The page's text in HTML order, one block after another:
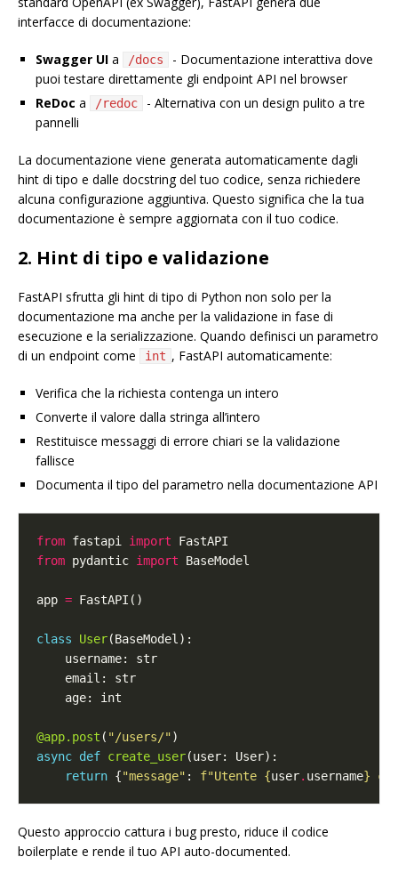
interfacce di documentazione:
Swagger UI a /docs
- Documentazione interattiva dove
puoi testare direttamente gli endpoint API nel browser
ReDoc a /redoc
- Alternativa con un design pulito a tre
pannelli
La documentazione viene generata automaticamente dagli
hint di tipo e dalle docstring del tuo codice, senza richiedere
alcuna configurazione aggiuntiva. Questo significa che la tua
documentazione è sempre aggiornata con il tuo codice.
2. Hint di tipo e validazione
FastAPI sfrutta gli hint di tipo di Python non solo per la
documentazione ma anche per la validazione in fase di
esecuzione e la serializzazione. Quando definisci un parametro
di un endpoint come
int , FastAPI automaticamente:
Verifica che la richiesta contenga un intero
Converte il valore dalla stringa all’intero
Restituisce messaggi di errore chiari se la validazione
fallisce
Documenta il tipo del parametro nella documentazione API
from fastapi import
from pydantic import
app =
class User
@app.post ( "/users/"
async def create_user
return {"message" : f"Utente {user. username}
Questo approccio cattura i bug presto, riduce il codice
boilerplate e rende il tuo API auto-documented.